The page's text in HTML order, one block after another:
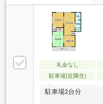
礼金なし
駐車場(近隣含)
駐車場2台分